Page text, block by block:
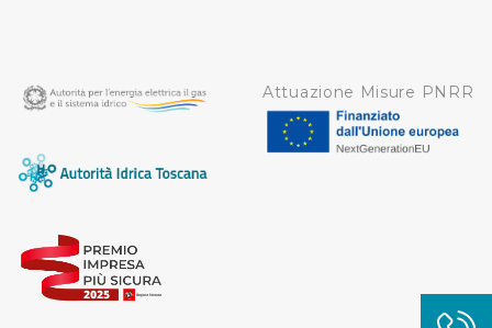
traffico sul nostro sito web, per personalizzare
contenuti ed annunci e per fornire funzionalità dei social
media, condividendo informazioni sul modo in cui
l’Utente utilizza il nostro sito con i nostri partner. Tali
soggetti, che si occupano di analisi dei dati web,
informazioni ricevute con altre informazioni che l’Utente
ha fornito loro o che hanno raccolto dal suo utilizzo dei
loro servizi.
Attuazione Misure PNRR